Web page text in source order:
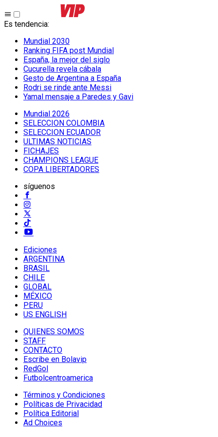
Es tendencia:
Mundial 2030
Ranking FIFA post Mundial
España, la mejor del siglo
Cucurella revela cábala
Gesto de Argentina a España
Rodri se rinde ante Messi
Yamal mensaje a Paredes y Gavi
Mundial 2026
SELECCION COLOMBIA
SELECCION ECUADOR
ULTIMAS NOTICIAS
FICHAJES
CHAMPIONS LEAGUE
COPA LIBERTADORES
síguenos
Ediciones
ARGENTINA
BRASIL
CHILE
GLOBAL
MÉXICO
PERU
US ENGLISH
QUIENES SOMOS
STAFF
CONTACTO
Escribe en Bolavip
RedGol
Futbolcentroamerica
Términos y Condiciones
Políticas de Privacidad
Política Editorial
Ad Choices